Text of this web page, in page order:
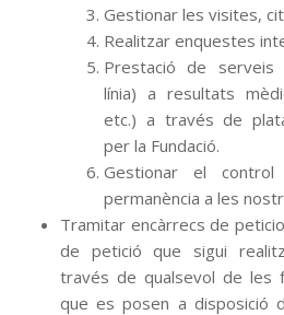
Gestionar les visites,
Realitzar enquestes
Prestació de serveis
línia) a resultats
etc.) a través de
per la Fundació.
Gestionar el control
permanència a les
Tramitar encàrrecs de
de petició que sigui
través de qualsevol de les
que es posen a disposició